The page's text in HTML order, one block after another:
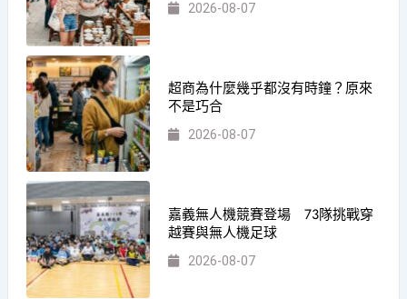
2026-08-07
超商為什麼幾乎都沒有時鐘？原來
不是巧合
2026-08-07
嘉義無人機競賽登場 73隊挑戰穿
越賽與無人機足球
2026-08-07